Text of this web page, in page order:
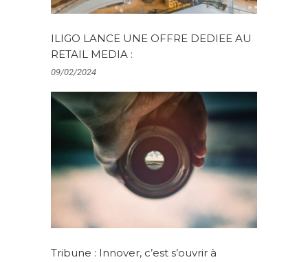
ILIGO LANCE UNE OFFRE DEDIEE AU
RETAIL MEDIA :
09/02/2024
Tribune : Innover, c’est s’ouvrir à